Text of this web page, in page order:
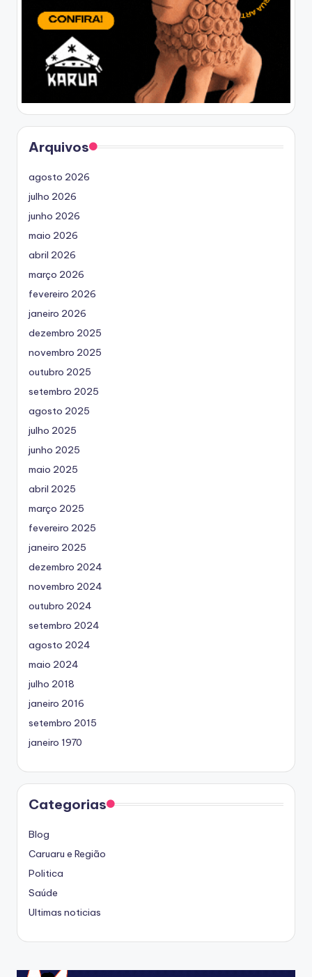
Arquivos
agosto 2026
julho 2026
junho 2026
maio 2026
abril 2026
março 2026
fevereiro 2026
janeiro 2026
dezembro 2025
novembro 2025
outubro 2025
setembro 2025
agosto 2025
julho 2025
junho 2025
maio 2025
abril 2025
março 2025
fevereiro 2025
janeiro 2025
dezembro 2024
novembro 2024
outubro 2024
setembro 2024
agosto 2024
maio 2024
julho 2018
janeiro 2016
setembro 2015
janeiro 1970
Categorias
Blog
Caruaru e Região
Politica
Saúde
Ultimas noticias